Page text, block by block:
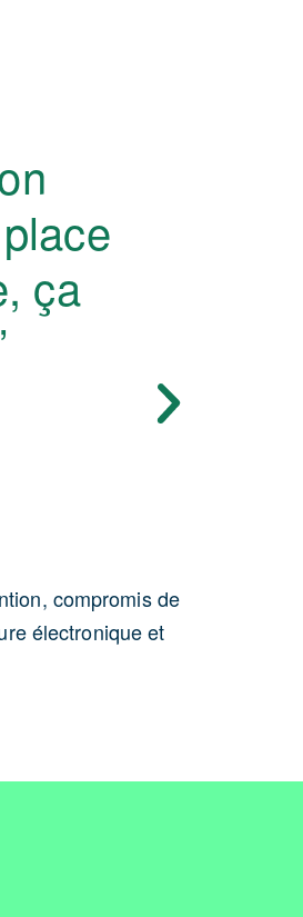
ça
compromis de
électronique et